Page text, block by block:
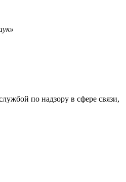
по надзору в сфере связи,